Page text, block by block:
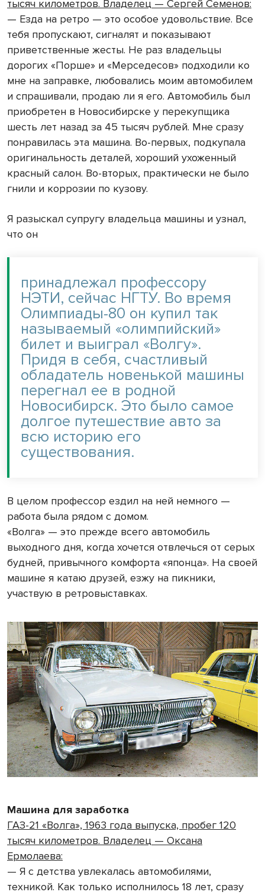
тысяч километров. Владелец — Сергей Семенов:
— Езда на ретро — это особое удовольствие. Все
тебя пропускают, сигналят и показывают
приветственные жесты. Не раз владельцы
дорогих «Порше» и «Мерседесов» подходили ко
мне на заправке, любовались моим автомобилем
и спрашивали, продаю ли я его. Автомобиль был
приобретен в Новосибирске у перекупщика
шесть лет назад за 45 тысяч рублей. Мне сразу
понравилась эта машина. Во-первых, подкупала
оригинальность деталей, хороший ухоженный
красный салон. Во-вторых, практически не было
гнили и коррозии по кузову.
Я разыскал супругу владельца машины и узнал,
что он
принадлежал профессору
НЭТИ, сейчас НГТУ. Во время
Олимпиады-80 он купил так
называемый «олимпийский»
билет и выиграл «Волгу».
Придя в себя, счастливый
обладатель новенькой машины
перегнал ее в родной
Новосибирск. Это было самое
долгое путешествие авто за
всю историю его
существования.
В целом профессор ездил на ней немного —
работа была рядом с домом.
«Волга» — это прежде всего автомобиль
выходного дня, когда хочется отвлечься от серых
будней, привычного комфорта «японца». На своей
машине я катаю друзей, езжу на пикники,
участвую в ретровыставках.
Машина для заработка
ГАЗ-21 «Волга», 1963 года выпуска, пробег 120
тысяч километров. Владелец — Оксана
Ермолаева:
— Я с детства увлекалась автомобилями,
техникой. Как только исполнилось 18 лет, сразу